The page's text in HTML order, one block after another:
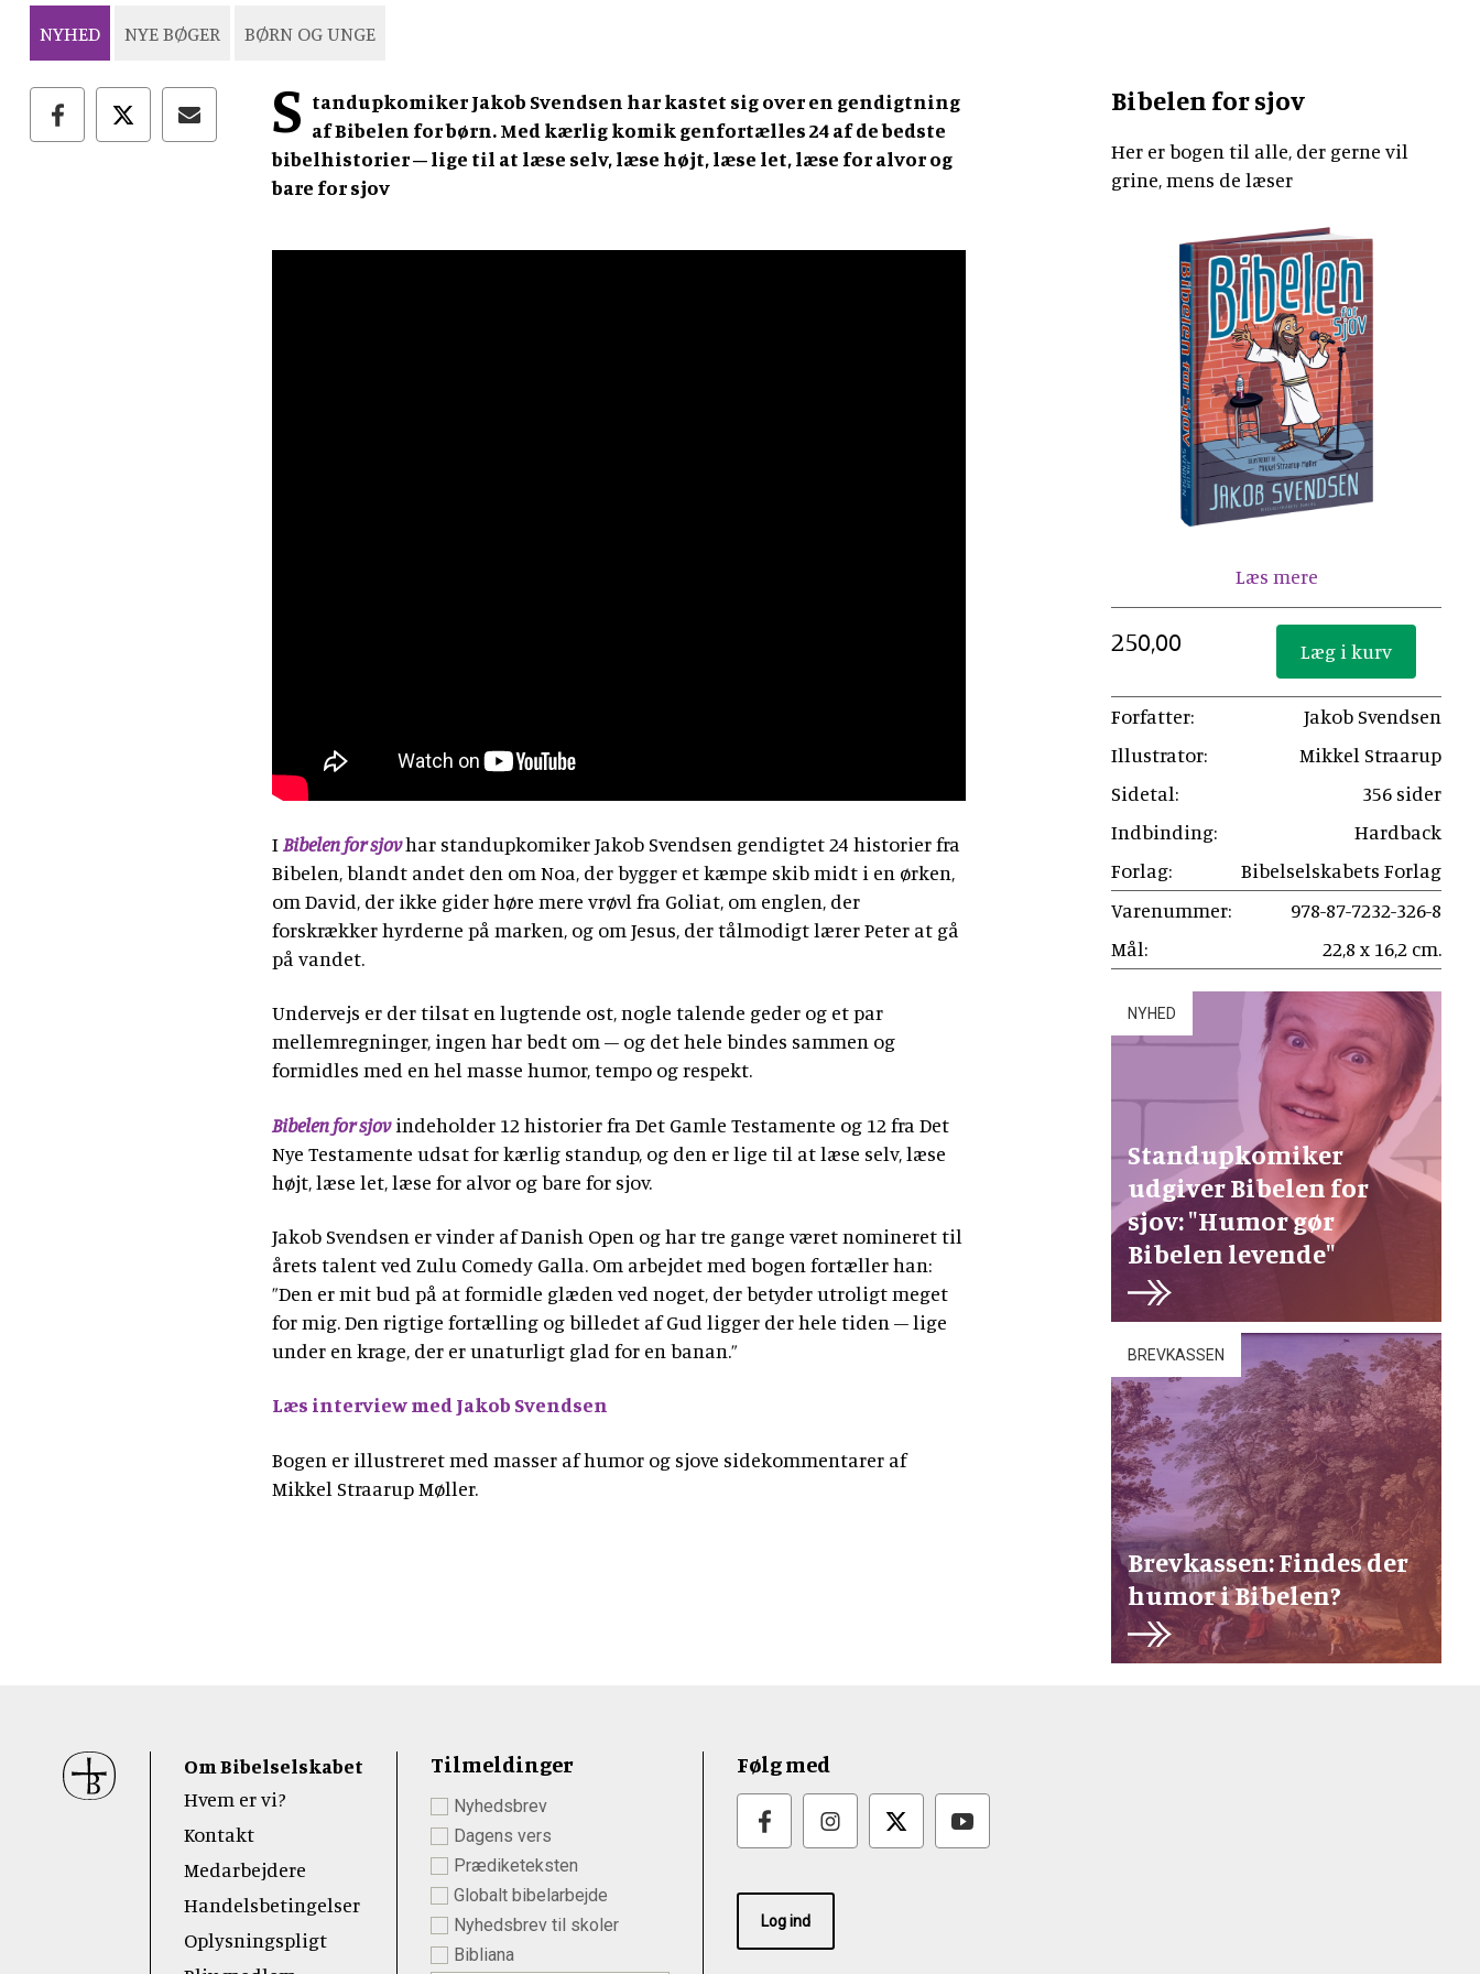
NYHED NYE BØGER BØRN OG UNGE
S tandupkomiker Jakob Svendsen har kastet sig over en gendigtning
af Bibelen for børn. Med kærlig komik genfortælles 24 af de bedste
bibelhistorier – lige til at læse selv, læse højt, læse let, læse for alvor og
bare for sjov
IBibelen for sjovhar standupkomiker Jakob Svendsen gendigtet 24 historier fra
Bibelen, blandt andet den om Noa, der bygger et kæmpe skib midt i en ørken,
om David, der ikke gider høre mere vrøvl fra Goliat, om englen, der
forskrækker hyrderne på marken, og om Jesus, der tålmodigt lærer Peter at gå
på vandet.
Undervejs er der tilsat en lugtende ost, nogle talende geder og et par
mellemregninger, ingen har bedt om – og det hele bindes sammen og
formidles med en hel masse humor, tempo og respekt.
Bibelen for sjovindeholder 12 historier fra Det Gamle Testamente og 12 fra Det
Nye Testamente udsat for kærlig standup, og den er lige til at læse selv, læse
højt, læse let, læse for alvor og bare for sjov.
Jakob Svendsen er vinder af Danish Open og har tre gange været nomineret til
årets talent ved Zulu Comedy Galla. Om arbejdet med bogen fortæller han:
”Den er mit bud på at formidle glæden ved noget, der betyder utroligt meget
for mig. Den rigtige fortælling og billedet af Gud ligger der hele tiden – lige
under en krage, der er unaturligt glad for en banan.”
Læs interview med Jakob Svendsen
Bogen er illustreret med masser af humor og sjove sidekommentarer af
Mikkel Straarup Møller.
Bibelen for sjov
Her er bogen til alle, der gerne vil
grine, mens de læser
Læs mere
250,00
Forfatter:
Jakob Svendsen
Illustrator:
Mikkel Straarup
Sidetal:
356 sider
Indbinding:
Hardback
Forlag:
Bibelselskabets Forlag
Varenummer:
978-87-7232-326-8
Mål:
22,8 x 16,2 cm.
NYHED
Standupkomiker
udgiver Bibelen for
sjov: "Humor gør
Bibelen levende"
BREVKASSEN
Brevkassen: Findes der
humor i Bibelen?
Sidefod
Om Bibelselskabet
Hvem er vi?
Kontakt
Medarbejdere
Handelsbetingelser
Oplysningspligt
Tilmeldinger
Nyhedsbrev
Dagens vers
Prædiketeksten
Globalt bibelarbejde
Nyhedsbrev til skoler
Bibliana
Følg med
Log ind